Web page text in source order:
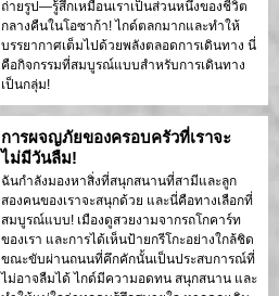
ถ่ายรูป—รู้สึกเหมือนเราเป็นส่วนหนึ่งของชีวิต
กลางคืนในโอซาก้า! ไกด์ตลกมากและทำให้
บรรยากาศเต็มไปด้วยพลังตลอดการเดินทาง นี่
คือกิจกรรมที่สมบูรณ์แบบสำหรับการเดินทาง
เป็นกลุ่ม!
การผจญภัยของครอบครัวที่เราจะ
ไม่มีวันลืม!
ฉันกำลังมองหาสิ่งที่สนุกสนานที่สามีและลูก
สองคนของเราจะสนุกด้วย และนี่คือทางเลือกที่
สมบูรณ์แบบ! เมืองดูสวยงามจากรถโกคาร์ท
ของเรา และการได้เห็นป้ายกรีโกะอย่างใกล้ชิด
ขณะขับผ่านถนนที่คึกคักนั้นเป็นประสบการณ์ที่
ไม่อาจลืมได้ ไกด์มีความอดทน สนุกสนาน และ